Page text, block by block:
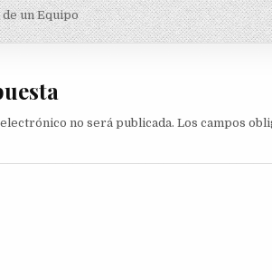
un Equipo
no será publicada. Los campos